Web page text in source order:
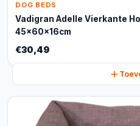
DOG BEDS
Vadigran Adelle Vierkante
45x60x16cm
€30,49